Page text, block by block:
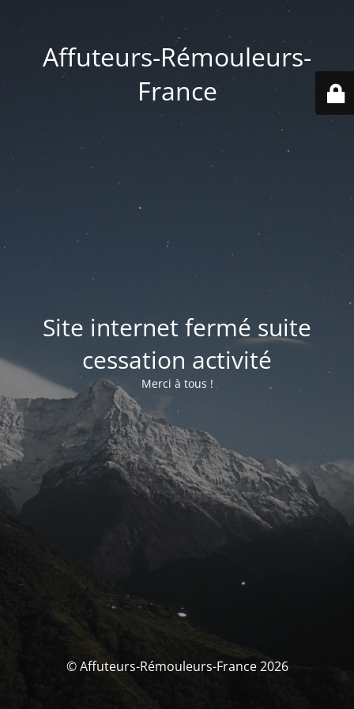
Affuteurs-Rémouleurs-
France
Site internet fermé suite
cessation activité
Merci à tous !
© Affuteurs-Rémouleurs-France 2026